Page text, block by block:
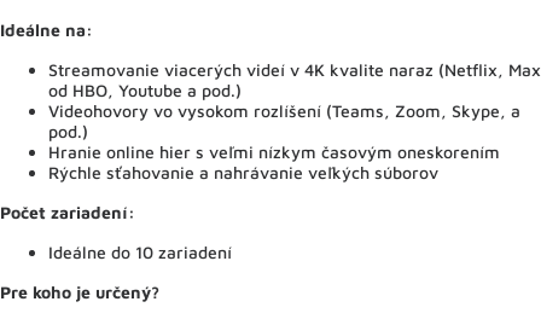
Ideálne na:
Streamovanie viacerých videí v 4K kvalite naraz (Netflix, Max
od HBO, Youtube a pod.)
Videohovory vo vysokom rozlíšení (Teams, Zoom, Skype, a
pod.)
Hranie online hier s veľmi nízkym časovým oneskorením
Rýchle sťahovanie a nahrávanie veľkých súborov
Počet zariadení:
Ideálne do 10 zariadení
Pre koho je určený?